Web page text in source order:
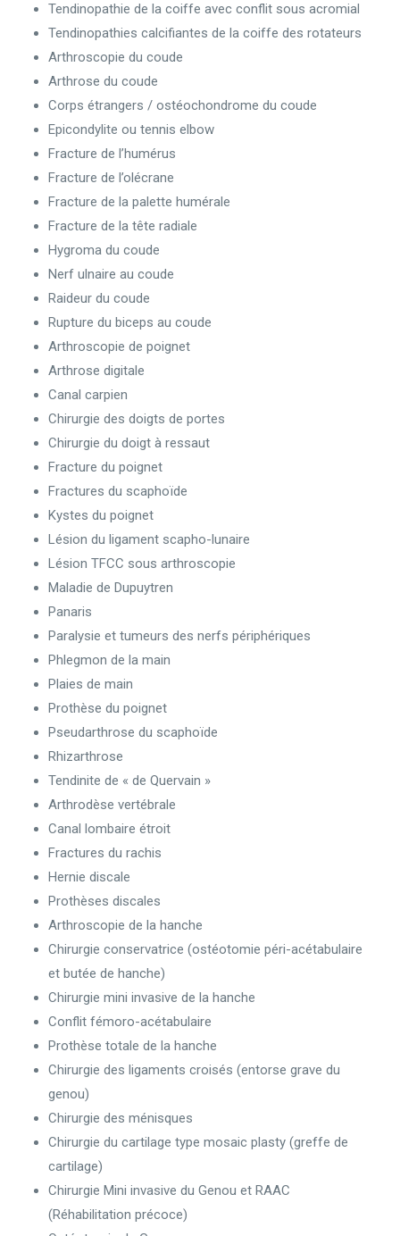
Tendinopathie de la coiffe avec conflit sous acromial
Tendinopathies calcifiantes de la coiffe des rotateurs
Arthroscopie du coude
Arthrose du coude
Corps étrangers / ostéochondrome du coude
Epicondylite ou tennis elbow
Fracture de l’humérus
Fracture de l’olécrane
Fracture de la palette humérale
Fracture de la tête radiale
Hygroma du coude
Nerf ulnaire au coude
Raideur du coude
Rupture du biceps au coude
Arthroscopie de poignet
Arthrose digitale
Canal carpien
Chirurgie des doigts de portes
Chirurgie du doigt à ressaut
Fracture du poignet
Fractures du scaphoïde
Kystes du poignet
Lésion du ligament scapho-lunaire
Lésion TFCC sous arthroscopie
Maladie de Dupuytren
Panaris
Paralysie et tumeurs des nerfs périphériques
Phlegmon de la main
Plaies de main
Prothèse du poignet
Pseudarthrose du scaphoïde
Rhizarthrose
Tendinite de « de Quervain »
Arthrodèse vertébrale
Canal lombaire étroit
Fractures du rachis
Hernie discale
Prothèses discales
Arthroscopie de la hanche
Chirurgie conservatrice (ostéotomie péri-acétabulaire
et butée de hanche)
Chirurgie mini invasive de la hanche
Conflit fémoro-acétabulaire
Prothèse totale de la hanche
Chirurgie des ligaments croisés (entorse grave du
genou)
Chirurgie des ménisques
Chirurgie du cartilage type mosaic plasty (greffe de
cartilage)
Chirurgie Mini invasive du Genou et RAAC
(Réhabilitation précoce)